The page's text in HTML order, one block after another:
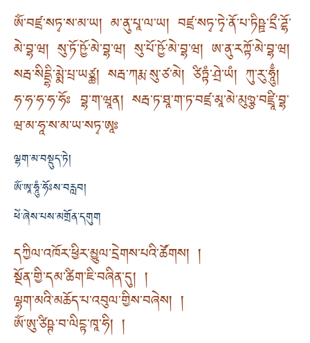
ཨོཾ་བཛྲ་སཏྭ་ས་མ་ཡ། མ་ནུ་པཱ་ལ་ཡ། བཛྲ་སཏྭ་ཏྭེ་ནོ་པ་ཏིཥྛ་དྲྀ་ཌྷོ་
མེ་བྷ་ཝ། སུ་ཏོ་ཥྱོ་མེ་བྷ་ཝ། སུ་པོ་ཥྱོ་མེ་བྷ་ཝ། ཨ་ནུ་རཀྟོ་མེ་བྷ་ཝ།
སརྦ་སིདྡྷི་མྨེ་པྲ་ཡཙྪ། སརྦ་ཀརྨ་སུ་ཙ་མེ། ཙིཏྟཾ་ཤྲེ་ཡཾ། ཀུ་རུ་ཧཱུྂ།
ཧ་ཧ་ཧ་ཧ་ཧོཿ བྷ་ག་ཝཱན། སརྦ་ཏ་ཐཱ་ག་ཏ་བཛྲ་མཱ་མེ་མུཉྩ་བཛྲཱི་བྷ་
ཝ་མ་ཧཱ་ས་མ་ཡ་སཏྭ་ཨཱཿ
ལྷག་མ་བསྡུད་ཏེ།
ཨོཾ་ཨཱ་ཧཱུཾ་ཧོཿས་བརླབ།
ཕེཾ་ཞེས་པས་མགྲོན་དགུག
དཀྱིལ་འཁོར་ཕྱིར་མྱུལ་དྲེགས་པའི་ཚོགས། །
སྔོན་གྱི་དམ་ཚིག་ཇི་བཞིན་དུ། །
ལྷག་མའི་མཆོད་པ་འབུལ་གྱིས་བཞེས། །
ཨོཾ་ཨུ་ཙིཥྚ་བ་ལིངྟ་ཁཱ་ཧི། །